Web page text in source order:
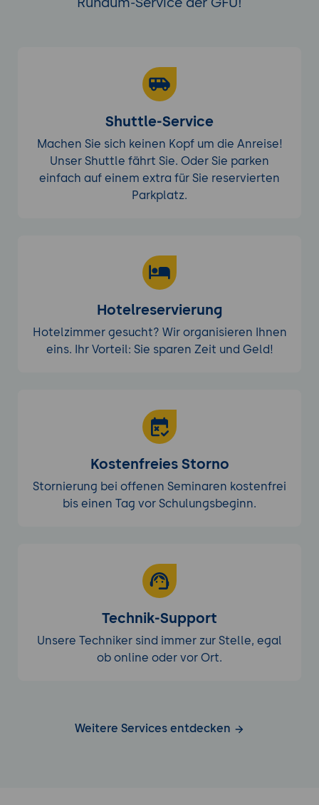
Shuttle-Service
Machen Sie sich keinen Kopf um die Anreise!
Unser Shuttle fährt Sie. Oder Sie parken
einfach auf einem extra für Sie reservierten
Parkplatz.
Hotelreservierung
Hotelzimmer gesucht? Wir organisieren Ihnen
eins. Ihr Vorteil: Sie sparen Zeit und Geld!
Kostenfreies Storno
Stornierung bei offenen Seminaren kostenfrei
bis einen Tag vor Schulungsbeginn.
Technik-Support
Unsere Techniker sind immer zur Stelle, egal
ob online oder vor Ort.
Weitere Services entdecken